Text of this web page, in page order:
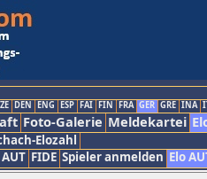
DEN ENG ESP FAI FIN FRA GER GRE INA
Foto-Galerie Meldekartei
Elozahl
FIDE Spieler anmelden Elo